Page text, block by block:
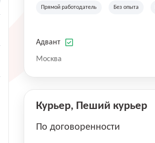
Прямой работодатель Без опыта
Адвант
Москва
Курьер, Пеший курьер
По договоренности